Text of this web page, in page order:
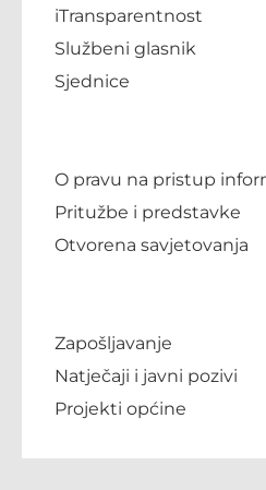
iTransparentnost
Službeni glasnik
Sjednice
O pravu na pristup
Pritužbe i predstavke
Otvorena savjetovanja
Zapošljavanje
Natječaji i javni pozivi
Projekti općine